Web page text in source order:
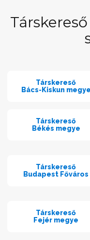
Társkereső
Bács-Kiskun megye
Társkereső
Békés megye
Társkereső
Budapest Főváros
Társkereső
Fejér megye